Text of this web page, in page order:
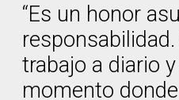
“Es un honor
trabajo a diario
momento